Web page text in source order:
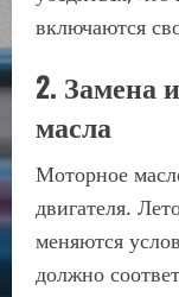
включаются
2. Замена
масла
Моторное
двигателя.
меняются
должно